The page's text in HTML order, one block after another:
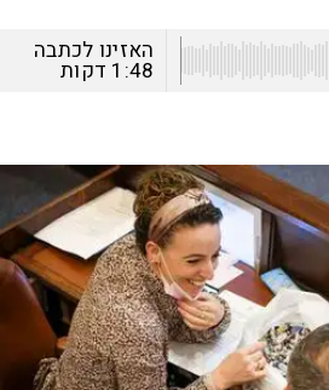
האזינו לכתבה
1:48 דקות